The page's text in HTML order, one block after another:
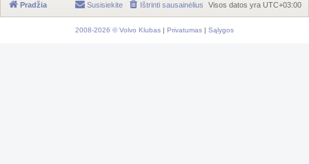
Pradžia Visos datos yra UTC+03:00
Ištrinti sausainėlius
Susisiekite
2008-2026 © Volvo Klubas | Privatumas | Sąlygos